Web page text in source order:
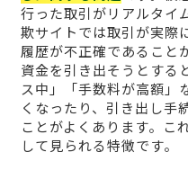
行った取引がリアルタイ
欺サイトでは取引が実際
履歴が不正確であること
資金を引き出そうとする
ス中」「手数料が高額」
くなったり、引き出し手
ことがよくあります。こ
して見られる特徴です。